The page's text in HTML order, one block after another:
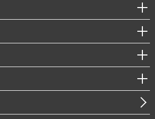
・コンプライアンス）・防災（政策）
連）